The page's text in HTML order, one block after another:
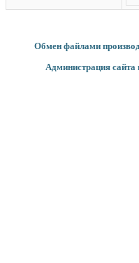
Обмен файлами
Администрация сайта